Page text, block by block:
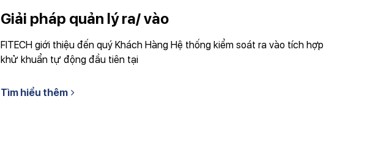
Giải pháp quản lý ra/ vào
FITECH giới thiệu đến quý Khách Hàng Hệ thống kiểm soát ra vào tích hợp
khử khuẩn tự động đầu tiên tại
Tìm hiểu thêm